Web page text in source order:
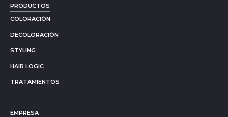
PRODUCTOS
COLORACIÓN
DECOLORACIÓN
STYLING
HAIR LOGIC
TRATAMIENTOS
EMPRESA